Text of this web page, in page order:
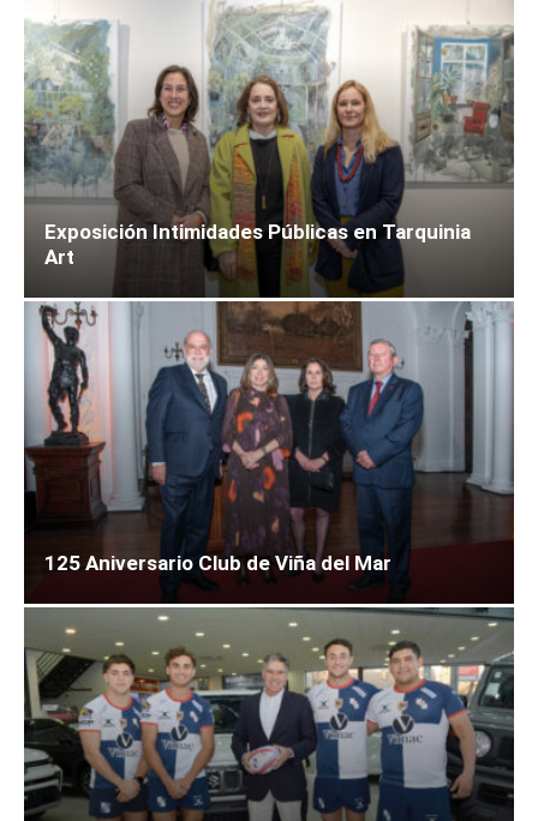
Exposición Intimidades Públicas en Tarquinia
Art
125 Aniversario Club de Viña del Mar